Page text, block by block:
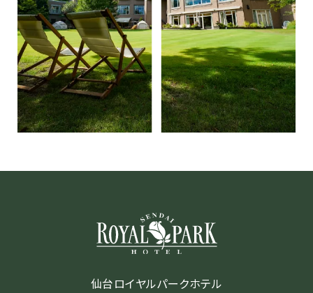
仙台ロイヤルパークホテル